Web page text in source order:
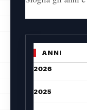
ANNI
2026
2025